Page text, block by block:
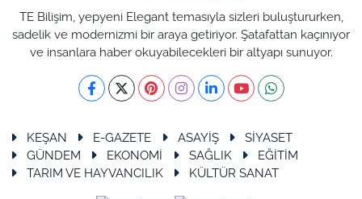
TE Bilişim, yepyeni Elegant temasıyla sizleri buluştururken,
sadelik ve modernizmi bir araya getiriyor. Şatafattan kaçınıyor
ve insanlara haber okuyabilecekleri bir altyapı sunuyor.
KEŞAN E-GAZETE ASAYİŞ
SİYASET
GÜNDEM
EKONOMİ SAĞLIK
EĞİTİM
TARIM VE HAYVANCILIK
KÜLTÜR SANAT